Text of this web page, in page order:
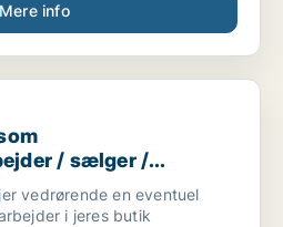
Mere info
/ sælger /
/ sælger /
vedrørende en eventuel
i jeres butik